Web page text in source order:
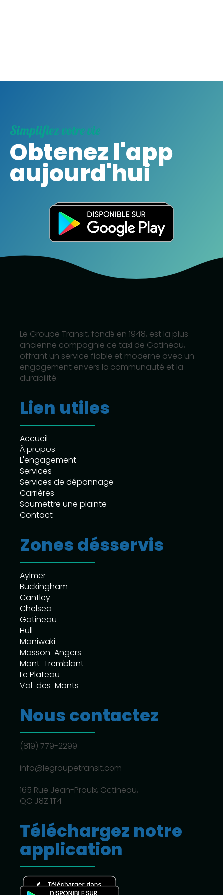
Simplifiez votre vie
Obtenez l'app
aujourd'hui
Le Groupe Transit, fondé en 1948, est la plus
ancienne compagnie de taxi de Gatineau,
offrant un service fiable et moderne avec un
engagement envers la communauté et la
durabilité.
Lien utiles
Accueil
À propos
L'engagement
Services
Services de dépannage
Carrières
Soumettre une plainte
Contact
Zones désservis
Aylmer
Buckingham
Cantley
Chelsea
Gatineau
Hull
Maniwaki
Masson-Angers
Mont-Tremblant
Le Plateau
Val-des-Monts
Nous contactez
(819) 779-2299
info@legroupetransit.com
165 Rue Jean-Proulx, Gatineau,
QC J8Z 1T4
Téléchargez notre
application